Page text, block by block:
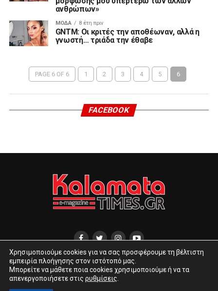
ανθρώπων»
ΜΌΔΑ 8 έτη πριν
GNTM: Οι κριτές την αποθέωναν, αλλά η
γνωστή… τριάδα την έθαβε
PAGE 6 OF 6 1 2 3 4 5 6
FACEBOOK
ΔΙΕΎΘΥΝΣΗ ΑΝΑΓΝΩΣΤΑΡΆ 10
INFO@KALAMATATIMES.GR
KALAMATATIMES@GMAIL.COM
Χρησιμοποιούμε cookies για να σας προσφέρουμε τη βέλτιστη
εμπειρία πλοήγησης στον ιστότοπό μας.
Μπορείτε να μάθετε ποια cookies χρησιμοποιούμε ή να τα
απενεργοποιήσετε στις ρυθμίσεις